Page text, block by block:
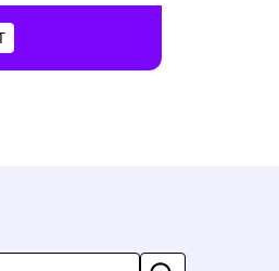
続けてきた。そ
原点に、「挑戦
やしたいという